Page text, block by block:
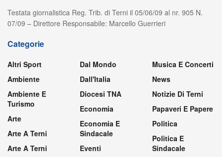
Testata giornalistica Reg. Trib. di Terni il 05/06/09 al nr. 905 N.
07/09 – Direttore Responsabile: Marcello Guerrieri
Categorie
Altri Sport
Ambiente
Ambiente E
Turismo
Arte
Arte A Terni
Arte A Terni
Dal Mondo
Dall'Italia
Diocesi TNA
Economia
Economia E
Sindacale
Eventi
Musica E Concerti
News
Notizie Di Terni
Papaveri E Papere
Politica
Politica E
Sindacale